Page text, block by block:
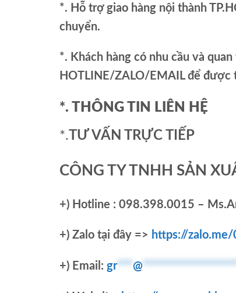
*. Hỗ trợ giao hàng nội thành
chuyển.
*. Khách hàng có nhu cầu và
HOTLINE/ZALO/EMAIL để được
*. THÔNG TIN LIÊN HỆ
*.TƯ VẤN TRỰC TIẾP
CÔNG TY TNHH SẢN
+) Hotline : 098.398.0015 –
+) Zalo tại đây => https://
+) Email: gr***@